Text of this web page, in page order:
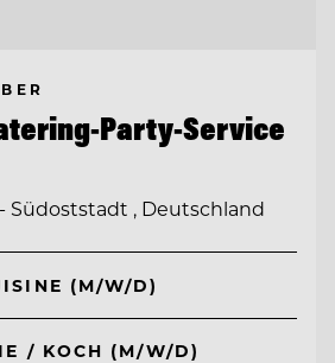
Party-Service
Südoststadt , Deutschland
(M/W/D)
/ KOCH (M/W/D)